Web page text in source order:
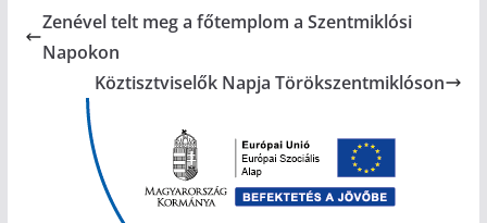
Zenével telt meg a főtemplom a Szentmiklósi
Napokon
Köztisztviselők Napja Törökszentmiklóson